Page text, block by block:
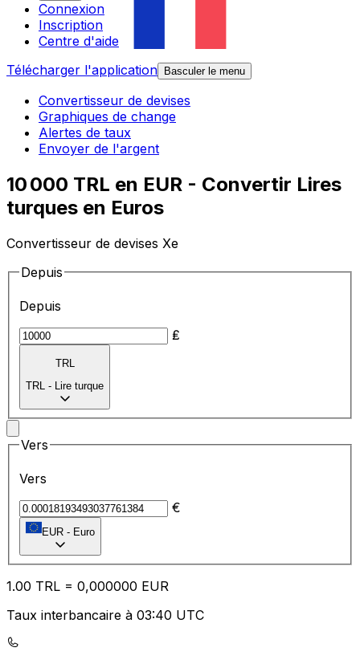
Connexion
Inscription
Centre d'aide
Télécharger l'application
Basculer le menu
Convertisseur de devises
Graphiques de change
Alertes de taux
Envoyer de l'argent
10 000 TRL en EUR - Convertir Lires
turques en Euros
Convertisseur de devises Xe
Depuis
Depuis
₤
TRL
TRL - Lire turque
Vers
Vers
€
EUR - Euro
1.00 TRL = 0,000000 EUR
Taux interbancaire à 03:40 UTC